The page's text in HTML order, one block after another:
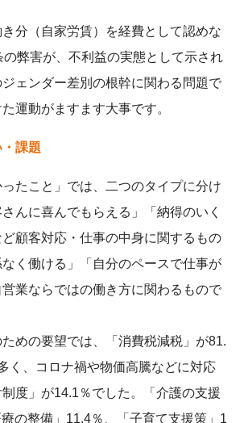
分（自家労賃）を経費として認めな
弊害が、不利益の実態として示され
ェンダー差別の根幹に関わる問題で
運動がますます大事です。
課題
たこと」では、二つのタイプに分け
んに喜んでもらえる」「納得のいく
顧客対応・仕事の中身に関するもの
く働ける」「自分のペースで仕事が
業ならではの働き方に関わるもので
めの要望では、「消費税減税」が81.
く、コロナ禍や物価高騰などに対応
度」が14.1％でした。「介護の支援
の整備」11.4％、「子育て支援策」1